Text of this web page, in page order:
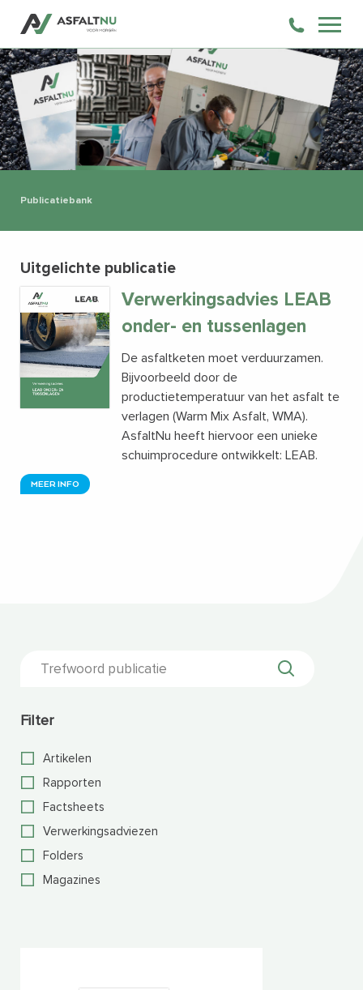
Publicatiebank
Uitgelichte publicatie
Verwerkingsadvies LEAB
onder- en tussenlagen
De asfaltketen moet verduurzamen.
Bijvoorbeeld door de
productietemperatuur van het asfalt te
verlagen (Warm Mix Asfalt, WMA).
AsfaltNu heeft hiervoor een unieke
schuimprocedure ontwikkelt: LEAB.
MEER INFO
Filter
Artikelen
Rapporten
Factsheets
Verwerkingsadviezen
Folders
Magazines